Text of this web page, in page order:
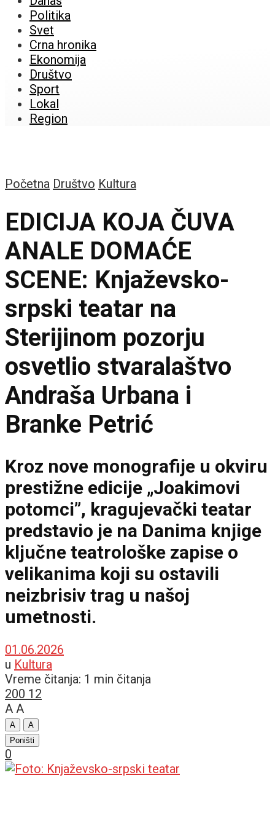
Politika
Svet
Crna hronika
Ekonomija
Društvo
Sport
Lokal
Region
Početna Društvo Kultura
EDICIJA KOJA ČUVA
ANALE DOMAĆE
SCENE: Knjaževsko-
srpski teatar na
Sterijinom pozorju
osvetlio stvaralaštvo
Andraša Urbana i
Branke Petrić
Kroz nove monografije u okviru
prestižne edicije „Joakimovi
potomci”, kragujevački teatar
predstavio je na Danima knjige
ključne teatrološke zapise o
velikanima koji su ostavili
neizbrisiv trag u našoj
umetnosti.
01.06.2026
u Kultura
Vreme čitanja: 1 min čitanja
200 12
A A
A
A
Poništi
0